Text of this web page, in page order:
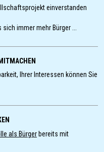
a
einverstanden
sich immer mehr Bürger ...
Ihrer Interessen können Sie
als Bürgerbereits mit